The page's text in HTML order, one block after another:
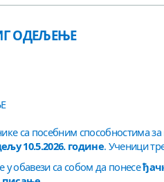
ОДЕЉЕЊЕ
са посебним способностима за
10.5.2026. године. Ученици
у обавези са собом да понесе